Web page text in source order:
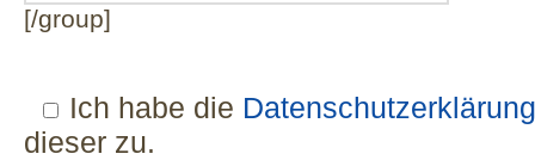
[/group]
Ich habe die
dieser zu.